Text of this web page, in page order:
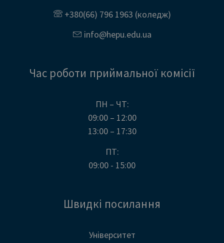
+380(66) 796 1963 (коледж)
info@hepu.edu.ua
Час роботи приймальної комісії
ПН – ЧТ:
09:00 – 12:00
13:00 – 17:30
ПТ:
09:00 - 15:00
Швидкі посилання
Університет